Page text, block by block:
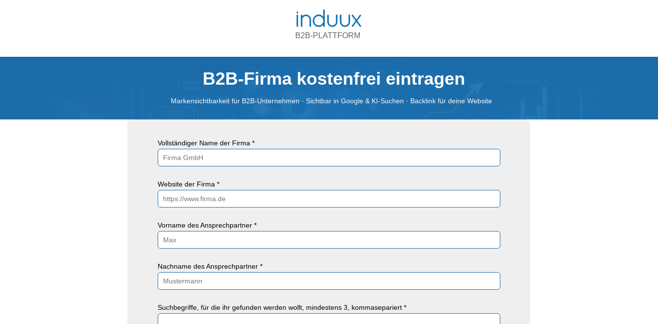
B2B-Firma kostenfrei eintragen
B2B-PLATTFORM
Vollständiger Name der Firma *
Website der Firma *
Vorname des Ansprechpartner *
Nachname des Ansprechpartner *
Suchbegriffe, für die ihr gefunden werden wollt, mindestens 3, kommasepariert *
Markensichtbarkeit für B2B-Unternehmen · Sichtbar in Google & KI-Suchen · Backlink für deine Website